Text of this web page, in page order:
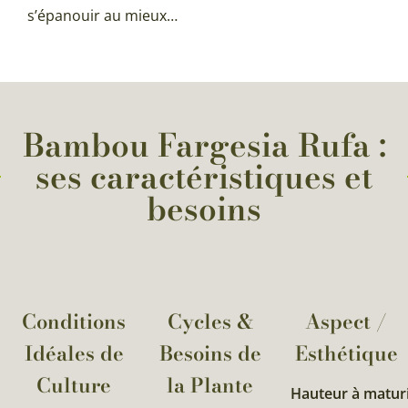
s’épanouir au mieux…
Bambou Fargesia Rufa :
ses caractéristiques et
besoins
Conditions
Idéales de
Culture
Cycles &
Besoins de
la Plante​
Aspect /
Esthétique
Hauteur à